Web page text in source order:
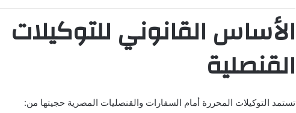
الأساس القانوني للتوكيلات
القنصلية
تستمد التوكيلات المحررة أمام السفارات والقنصليات المصرية حجيتها من: